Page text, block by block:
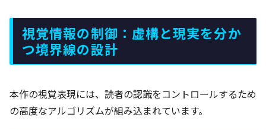
視覚情報の制御：虚構と現実を分か
つ境界線の設計
本作の視覚表現には、読者の認識をコントロールするため
の高度なアルゴリズムが組み込まれています。